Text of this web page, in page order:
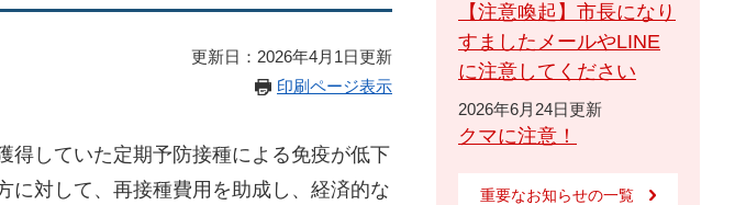
更新日：2026年4月1日更新
印刷ページ表示
していた定期予防接種による免疫が低下
に対して、再接種費用を助成し、経済的な
【注意喚起】市長になり
すましたメールやLINE
に注意してください
2026年6月24日更新
クマに注意！
重要なお知らせの一覧